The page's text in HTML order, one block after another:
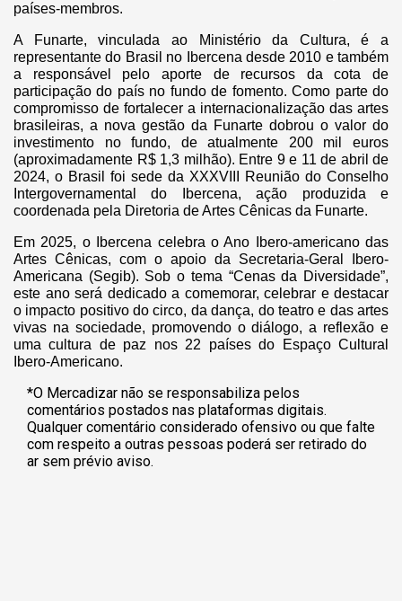
países-membros.
A Funarte, vinculada ao Ministério da Cultura, é a
representante do Brasil no Ibercena desde 2010 e também
a responsável pelo aporte de recursos da cota de
participação do país no fundo de fomento. Como parte do
compromisso de fortalecer a internacionalização das artes
brasileiras, a nova gestão da Funarte dobrou o valor do
investimento no fundo, de atualmente 200 mil euros
(aproximadamente R$ 1,3 milhão). Entre 9 e 11 de abril de
2024, o Brasil foi sede da XXXVIII Reunião do Conselho
Intergovernamental do Ibercena, ação produzida e
coordenada pela Diretoria de Artes Cênicas da Funarte.
Em 2025, o Ibercena celebra o Ano Ibero-americano das
Artes Cênicas, com o apoio da Secretaria-Geral Ibero-
Americana (Segib). Sob o tema “Cenas da Diversidade”,
este ano será dedicado a comemorar, celebrar e destacar
o impacto positivo do circo, da dança, do teatro e das artes
vivas na sociedade, promovendo o diálogo, a reflexão e
uma cultura de paz nos 22 países do Espaço Cultural
Ibero-Americano.
*O Mercadizar não se responsabiliza pelos
comentários postados nas plataformas digitais.
Qualquer comentário considerado ofensivo ou que falte
com respeito a outras pessoas poderá ser retirado do
ar sem prévio aviso.